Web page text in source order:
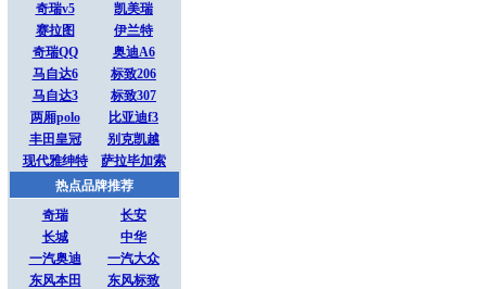
奇瑞v5
凯美瑞
赛拉图
伊兰特
奇瑞QQ
奥迪A6
马自达6
标致206
马自达3
标致307
两厢polo
比亚迪f3
丰田皇冠
别克凯越
现代雅绅特
萨拉毕加索
热点品牌推荐
奇瑞
长安
长城
中华
一汽奥迪
一汽大众
东风本田
东风标致